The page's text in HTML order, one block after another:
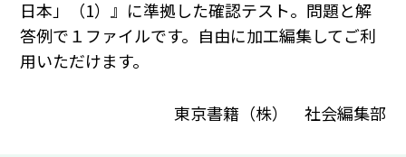
日本」（1）』に準拠した確認テスト。問題と解
答例で１ファイルです。自由に加工編集してご利
用いただけます。
東京書籍（株） 社会編集部